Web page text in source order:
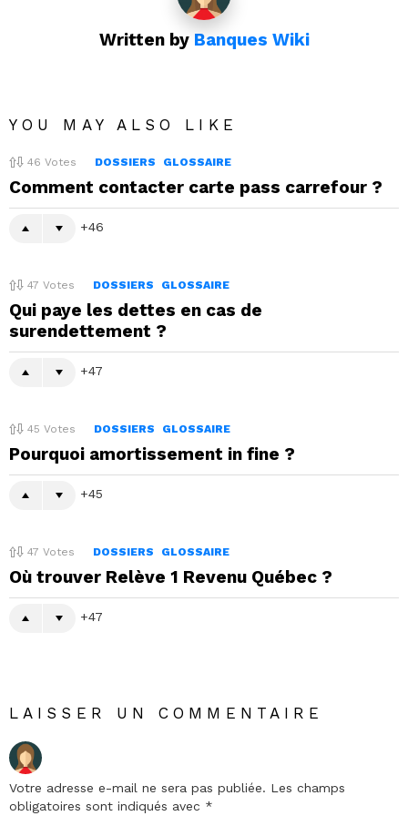
Written by Banques Wiki
YOU MAY ALSO LIKE
46 Votes DOSSIERS GLOSSAIRE
Comment contacter carte pass carrefour ?
46
47 Votes DOSSIERS GLOSSAIRE
Qui paye les dettes en cas de
surendettement ?
47
45 Votes DOSSIERS GLOSSAIRE
Pourquoi amortissement in fine ?
45
47 Votes DOSSIERS GLOSSAIRE
Où trouver Relève 1 Revenu Québec ?
47
LAISSER UN COMMENTAIRE
Votre adresse e-mail ne sera pas publiée. Les champs
obligatoires sont indiqués avec *